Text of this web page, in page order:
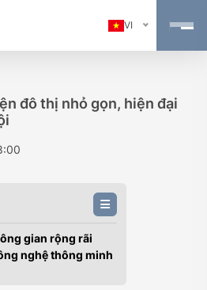
VI
đô thị nhỏ gọn, hiện đại
gian rộng rãi
nghệ thông minh